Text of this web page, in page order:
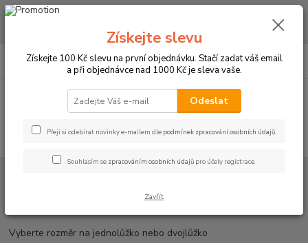
CHCETE NAKOUPIT VĚTŠÍ MNOŽSTVÍ NAŠICH PRODUKTŮ ZA LEPŠÍ
CZK
Hledat
+420 773 794 023
Pondělí-pátek 9-16 hodin
0
Mikroplyšová prostěradla
Vyberte rozměr na jednolůžko nebo dvojlůžko
Získejte slevu
Získejte 100 Kč slevu na první objednávku. Stačí zadat váš email
a při objednávce nad 1000 Kč je sleva vaše.
Odeslat
Přeji si odebírat novinky e-mailem dle podmínek zpracování osobních údajů.
Souhlasím se zpracováním osobních údajů pro účely registrace.
Zavřít